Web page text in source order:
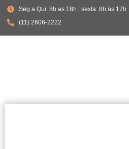
Seg a Qui: 8h as 18h | sexta: 8h às 17h
(11) 2606-2222